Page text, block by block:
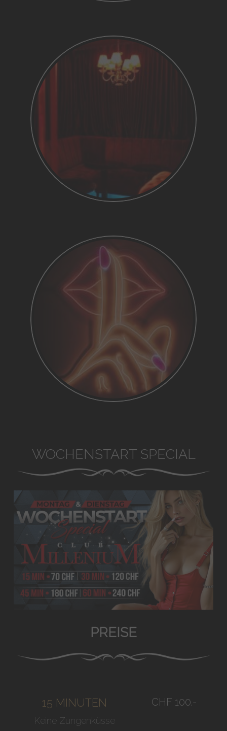
WOCHENSTART SPECIAL
PREISE
15 MINUTEN
Keine Zungenküsse
CHF 100.-